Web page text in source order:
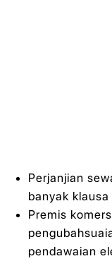
Perjanjian
banyak
Premis
pendawaian